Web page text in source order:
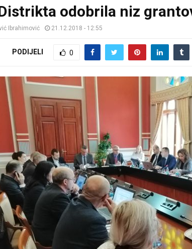
odobrila niz
Ibrahimović 21.12.2018 - 12:55
PODIJELI 0